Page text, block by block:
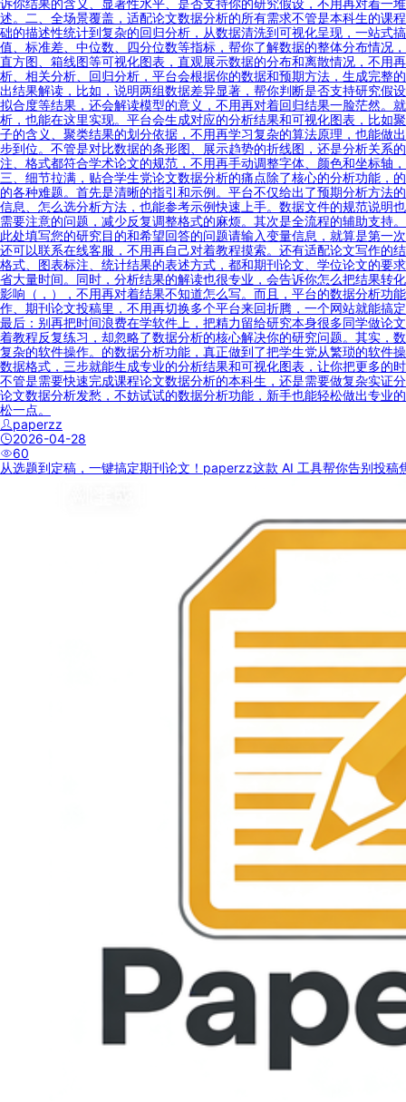
诉你结果的含义、显著性水平、是否支持你的研究假设，不用再对着一
述。二、全场景覆盖，适配论文数据分析的所有需求不管是本科生的课
础的描述性统计到复杂的回归分析，从数据清洗到可视化呈现，一站式
值、标准差、中位数、四分位数等指标，帮你了解数据的整体分布情况
直方图、箱线图等可视化图表，直观展示数据的分布和离散情况，不用
析、相关分析、回归分析，平台会根据你的数据和预期方法，生成完整
出结果解读，比如，说明两组数据差异显著，帮你判断是否支持研究假
拟合度等结果，还会解读模型的意义，不用再对着回归结果一脸茫然。
析，也能在这里实现。平台会生成对应的分析结果和可视化图表，比如
子的含义、聚类结果的划分依据，不用再学习复杂的算法原理，也能做
步到位。不管是对比数据的条形图、展示趋势的折线图，还是分析关系
注、格式都符合学术论文的规范，不用再手动调整字体、颜色和坐标轴
三、细节拉满，贴合学生党论文数据分析的痛点除了核心的分析功能，
的各种难题。首先是清晰的指引和示例。平台不仅给出了预期分析方法
信息、怎么选分析方法，也能参考示例快速上手。数据文件的规范说明
需要注意的问题，减少反复调整格式的麻烦。其次是全流程的辅助支持
此处填写您的研究目的和希望回答的问题请输入变量信息，就算是第一
还可以联系在线客服，不用再自己对着教程摸索。还有适配论文写作的
格式、图表标注、统计结果的表述方式，都和期刊论文、学位论文的要
省大量时间。同时，分析结果的解读也很专业，会告诉你怎么把结果转
影响（，），不用再对着结果不知道怎么写。而且，平台的数据分析功
作、期刊论文投稿里，不用再切换多个平台来回折腾，一个网站就能搞
最后：别再把时间浪费在学软件上，把精力留给研究本身很多同学做论
着教程反复练习，却忽略了数据分析的核心解决你的研究问题。其实，
复杂的软件操作。的数据分析功能，真正做到了把学生党从繁琐的软件
数据格式，三步就能生成专业的分析结果和可视化图表，让你把更多的
不管是需要快速完成课程论文数据分析的本科生，还是需要做复杂实证
论文数据分析发愁，不妨试试的数据分析功能，新手也能轻松做出专业
松一点。
paperzz
2026-04-28
60
从选题到定稿，一键搞定期刊论文！paperzz这款 AI 工具帮你告别投稿